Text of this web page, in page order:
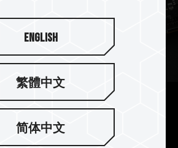
選擇 效能躍進
SATA III 6Gbps 規格，並擁有
English
繁體中文
简体中文